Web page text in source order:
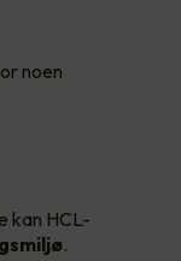
noen
kan HCL-
.